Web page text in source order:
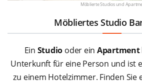
Möblierte Studios und
Möbliertes Studio
Ein Studio oder ein Apartment
Unterkunft für eine Person und ist
zu einem Hotelzimmer. Finden Sie